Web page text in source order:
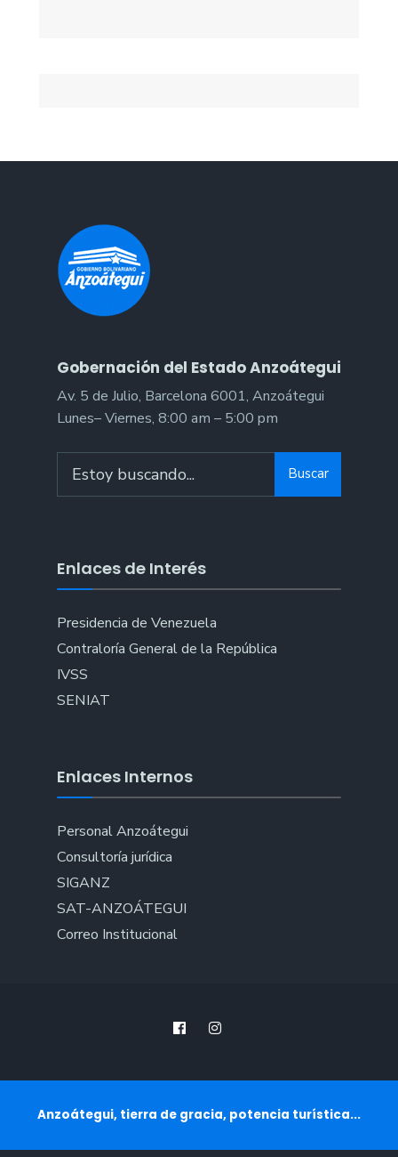
Gobernación del Estado Anzoátegui
Av. 5 de Julio, Barcelona 6001, Anzoátegui
Lunes– Viernes, 8:00 am – 5:00 pm
for:
Buscar
Enlaces de Interés
Presidencia de Venezuela
Contraloría General de la República
IVSS
SENIAT
Enlaces Internos
Personal Anzoátegui
Consultoría jurídica
SIGANZ
SAT-ANZOÁTEGUI
Correo Institucional
Anzoátegui, tierra de gracia, potencia turística...